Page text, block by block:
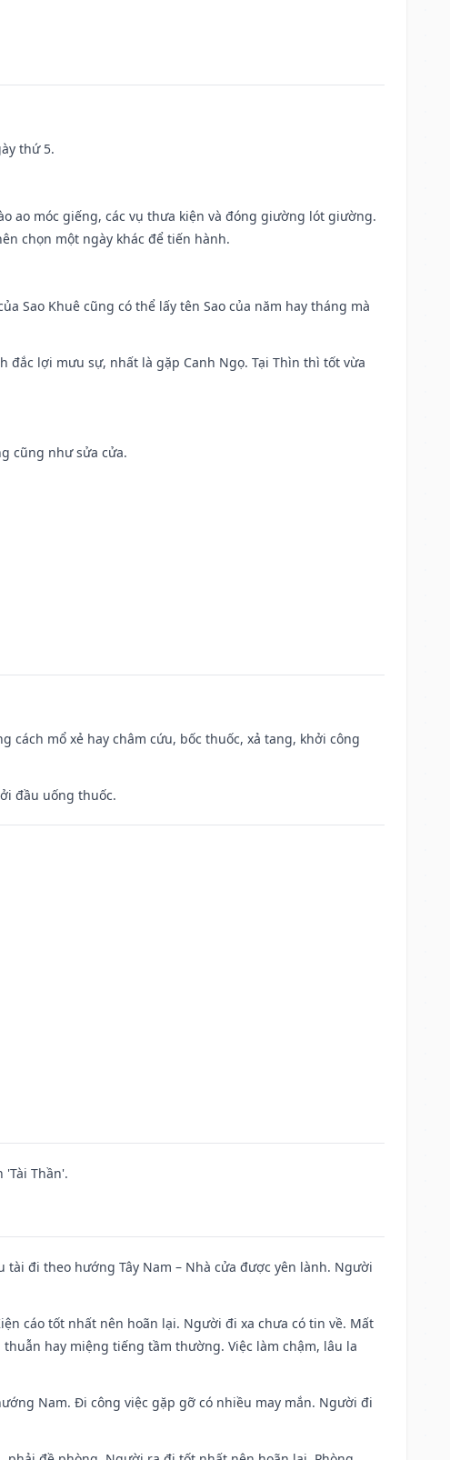
thứ 5.
ao móc giếng, các vụ thưa kiện và đóng giường lót giường.
chọn một ngày khác để tiến hành.
Sao Khuê cũng có thể lấy tên Sao của năm hay tháng mà
đắc lợi mưu sự, nhất là gặp Canh Ngọ. Tại Thìn thì tốt vừa
cũng như sửa cửa.
cách mổ xẻ hay châm cứu, bốc thuốc, xả tang, khởi công
đầu uống thuốc.
Thần'.
đi theo hướng Tây Nam – Nhà cửa được yên lành. Người
cáo tốt nhất nên hoãn lại. Người đi xa chưa có tin về. Mất
hay miệng tiếng tầm thường. Việc làm chậm, lâu la
Nam. Đi công việc gặp gỡ có nhiều may mắn. Người đi